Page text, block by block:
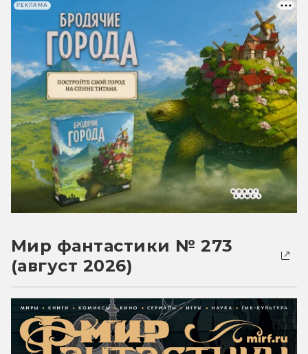
РЕКЛАМА
Мир фантастики № 273
(август 2026)